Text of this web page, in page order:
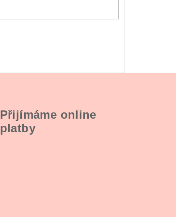
Přijímáme online
platby